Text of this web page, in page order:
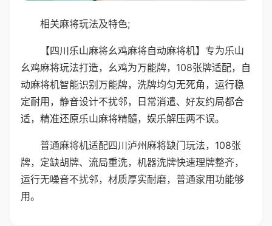
相关麻将玩法及特色;
【四川乐山麻将幺鸡麻将自动麻将机】专为乐山
幺鸡麻将玩法打造，幺鸡为万能牌，108张牌适配，自
动麻将机智能识别万能牌，洗牌均匀无死角，运行稳
定耐用，静音设计不扰邻，日常消遣、好友约局都合
适，精准还原乐山麻将精髓，娱乐解压两不误。
普通麻将机适配四川泸州麻将缺门玩法，108张
牌，定缺胡牌、流局重洗，机器洗牌快速理牌整齐，
运行无噪音不扰邻，材质厚实耐磨，普通家用功能够
用。